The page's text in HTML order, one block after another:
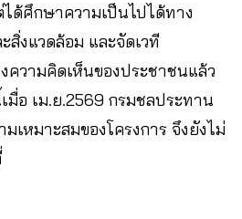
ด้ศึกษาความเป็นไปได้ทาง
สิ่งแวดล้อม และจัดเวที
วามคิดเห็นของประชาชนแล้ว
มื่อ เม.ย.2569 กรมชลประทาน
เหมาะสมของโครงการ จึงยังไม่